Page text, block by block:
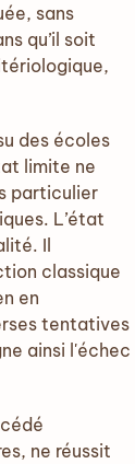
sans
qu’il soit
des écoles
limite ne
particulier
L’état
Il
classique
en
tentatives
ainsi l'échec
ne réussit